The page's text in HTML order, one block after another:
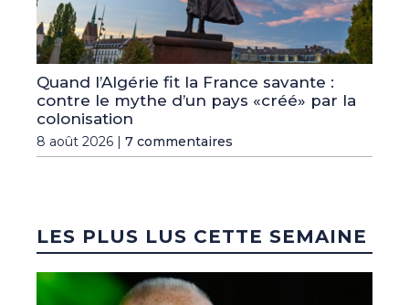
Quand l’Algérie fit la France savante :
contre le mythe d’un pays «créé» par la
colonisation
8 août 2026 | 7 commentaires
LES PLUS LUS CETTE SEMAINE